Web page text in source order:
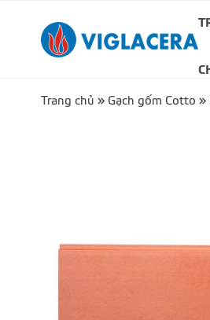
Trang chủ » Gạch gốm Cotto »